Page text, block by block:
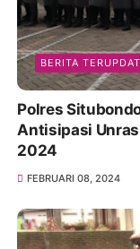
BERITA
Polres
Antisipasi
2024
FEBRUARI 08, 2024